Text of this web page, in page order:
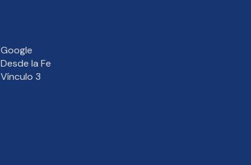
Google
Desde la Fe
Vínculo 3